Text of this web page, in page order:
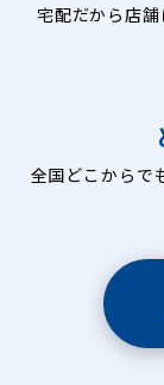
宅配だから店
全国どこからで